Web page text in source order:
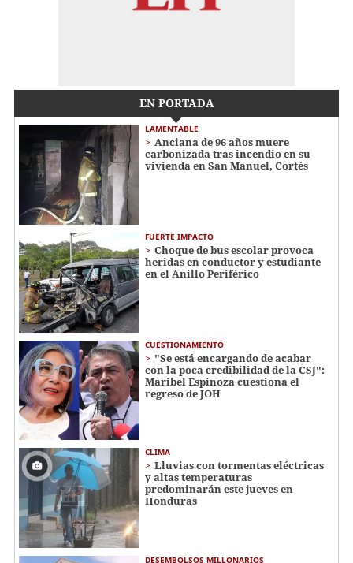
EN PORTADA
LAMENTABLE
Anciana de 96 años muere
carbonizada tras incendio en su
vivienda en San Manuel, Cortés
FUERTE IMPACTO
Choque de bus escolar provoca
heridas en conductor y estudiante
en el Anillo Periférico
CUESTIONAMIENTO
"Se está encargando de acabar
con la poca credibilidad de la CSJ":
Maribel Espinoza cuestiona el
regreso de JOH
CLIMA
Lluvias con tormentas eléctricas
y altas temperaturas
predominarán este jueves en
Honduras
DESEMBOLSOS MILLONARIOS